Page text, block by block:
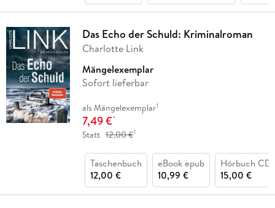
Das Echo der Schuld: Kriminalroman
Charlotte Link
Mängelexemplar
Sofort lieferbar
als Mängelexemplar1
7,49 €*
Statt 12,00 €1
Taschenbuch
12,00 €
eBook epub
10,99 €
Hörbuch CD
15,00 €